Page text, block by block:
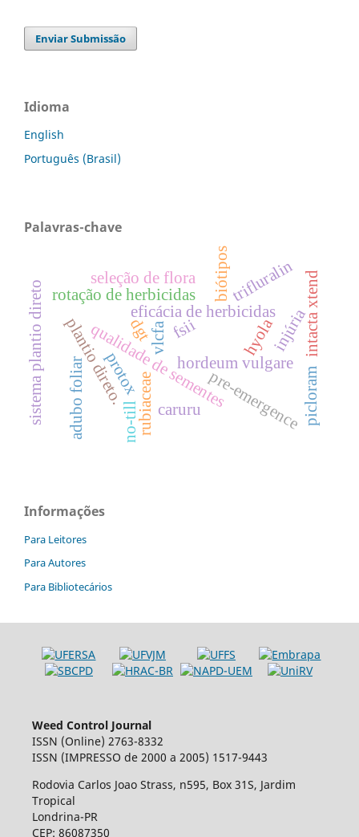
Enviar Submissão
Idioma
English
Português (Brasil)
Palavras-chave
hordeum vulgare
fsii
qualidade de sementes
eficácia de herbicidas
rotação de herbicidas
pre-emergence
vlcfa
rubiaceae
injúria
plantio direto.
protox
intacta xtend
dgt
biótipos
picloram
adubo foliar
seleção de flora trifluralin
sistema plantio direto hyola
caruru
no-till
Informações
Para Leitores
Para Autores
Para Bibliotecários
Weed Control Journal
ISSN (Online) 2763-8332
ISSN (IMPRESSO de 2000 a 2005) 1517-9443
Rodovia Carlos Joao Strass, n595, Box 31S, Jardim
Tropical
Londrina-PR
CEP: 86087350